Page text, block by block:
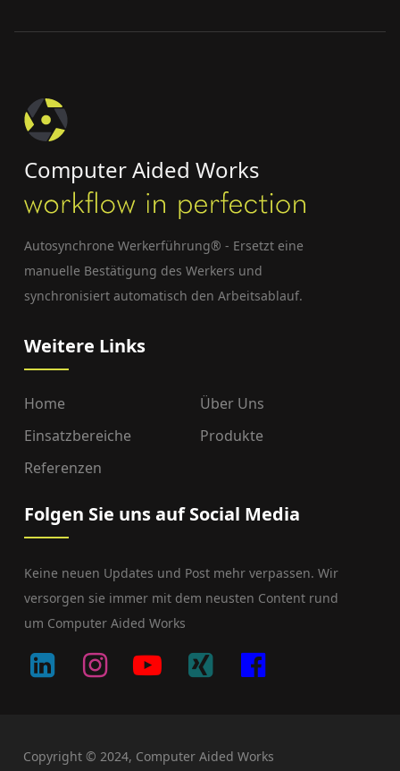
Computer Aided Works
Autosynchrone Werkerführung® - Ersetzt eine
manuelle Bestätigung des Werkers und
synchronisiert automatisch den Arbeitsablauf.
Weitere Links
Home
Über Uns
Einsatzbereiche
Produkte
Referenzen
Folgen Sie uns auf Social Media
Keine neuen Updates und Post mehr verpassen. Wir
versorgen sie immer mit dem neusten Content rund
um Computer Aided Works
Copyright © 2024, Computer Aided Works